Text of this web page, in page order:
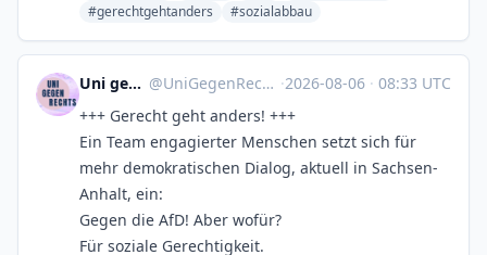
#gerechtgehtanders
#sozialabbau
Uni gegen Rechts Jena @UniGegenRechts_Jena@thueringen.social ·2026-08-06 · 08:33 UTC
+++ Gerecht geht anders! +++
Ein Team engagierter Menschen setzt sich für
mehr demokratischen Dialog, aktuell in Sachsen-
Anhalt, ein:
Gegen die AfD! Aber wofür?
Für soziale Gerechtigkeit.